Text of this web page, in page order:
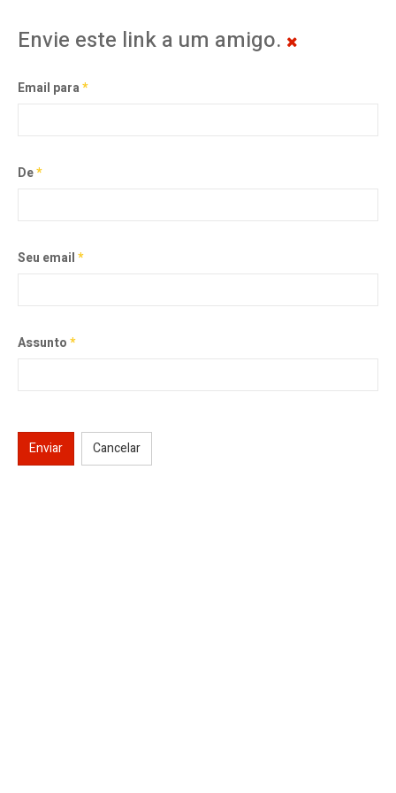
Envie este link a um amigo.
Email para*
De*
Seu email*
Assunto*
Enviar Cancelar